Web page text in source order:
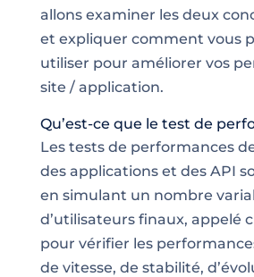
allons examiner les deux
et expliquer comment vous
utiliser pour améliorer vos
site / application.
Qu’est-ce que le test de
Les tests de performances
des applications et des API
en simulant un nombre
d’utilisateurs finaux, appelé
pour vérifier les
de vitesse, de stabilité,